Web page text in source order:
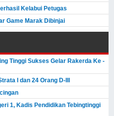
Kelabui Petugas
Game Marak Dibinjai
Tinggi Sukses Gelar Rakerda Ke -
I dan 24 Orang D-III
1, Kadis Pendidikan Tebingtinggi